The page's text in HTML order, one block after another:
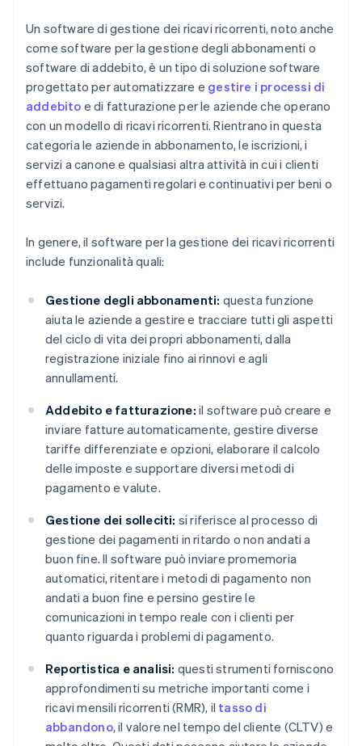
Un software di gestione dei ricavi ricorrenti, noto anche
come software per la gestione degli abbonamenti o
software di addebito, è un tipo di soluzione software
progettato per automatizzare e gestire i processi di
addebito e di fatturazione per le aziende che operano
con un modello di ricavi ricorrenti. Rientrano in questa
categoria le aziende in abbonamento, le iscrizioni, i
servizi a canone e qualsiasi altra attività in cui i clienti
effettuano pagamenti regolari e continuativi per beni o
servizi.
In genere, il software per la gestione dei ricavi ricorrenti
include funzionalità quali:
Gestione degli abbonamenti: questa funzione
aiuta le aziende a gestire e tracciare tutti gli aspetti
del ciclo di vita dei propri abbonamenti, dalla
registrazione iniziale fino ai rinnovi e agli
annullamenti.
Addebito e fatturazione: il software può creare e
inviare fatture automaticamente, gestire diverse
tariffe differenziate e opzioni, elaborare il calcolo
delle imposte e supportare diversi metodi di
pagamento e valute.
Gestione dei solleciti: si riferisce al processo di
gestione dei pagamenti in ritardo o non andati a
buon fine. Il software può inviare promemoria
automatici, ritentare i metodi di pagamento non
andati a buon fine e persino gestire le
comunicazioni in tempo reale con i clienti per
quanto riguarda i problemi di pagamento.
Reportistica e analisi: questi strumenti forniscono
approfondimenti su metriche importanti come i
ricavi mensili ricorrenti (RMR), il tasso di
abbandono, il valore nel tempo del cliente (CLTV) e